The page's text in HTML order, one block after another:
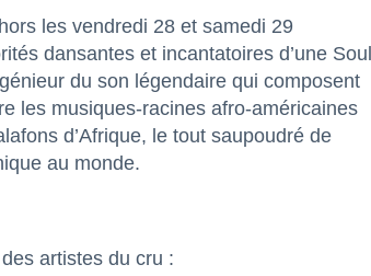
les vendredi 28 et samedi 29
dansantes et incantatoires d’une Soul
du son légendaire qui composent
les musiques-racines afro-américaines
d’Afrique, le tout saupoudré de
au monde.
artistes du cru :